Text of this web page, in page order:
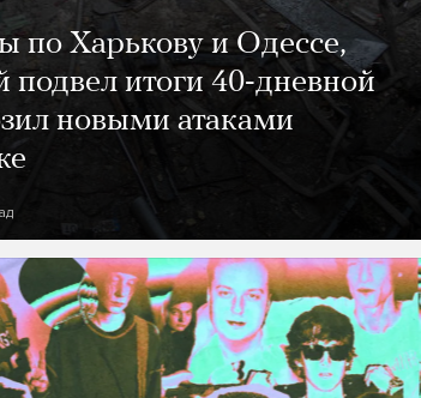
по Харькову и Одессе,
итоги 40-дневной
новыми атаками